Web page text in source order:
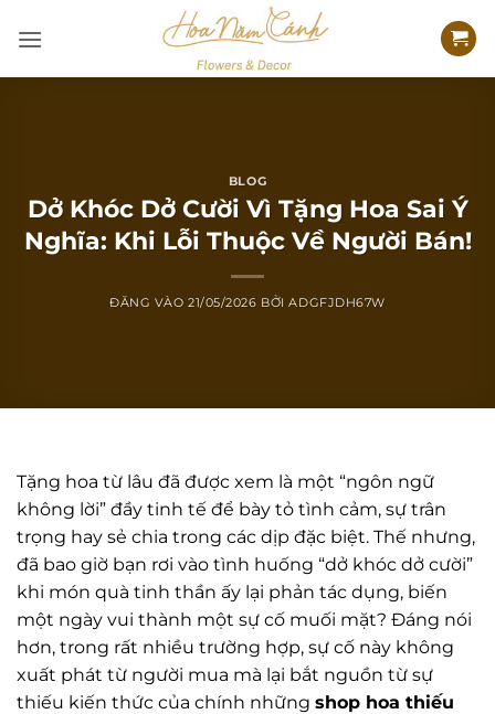
qua
BLOG
Dở Khóc Dở Cười Vì Tặng Hoa Sai Ý
Nghĩa: Khi Lỗi Thuộc Về Người Bán!
ĐĂNG VÀO 21/05/2026 BỞIADGFJDH67W
Tặng hoa từ lâu đã được xem là một “ngôn ngữ
không lời” đầy tinh tế để bày tỏ tình cảm, sự trân
trọng hay sẻ chia trong các dịp đặc biệt. Thế nhưng,
đã bao giờ bạn rơi vào tình huống “dở khóc dở cười”
khi món quà tinh thần ấy lại phản tác dụng, biến
một ngày vui thành một sự cố muối mặt? Đáng nói
hơn, trong rất nhiều trường hợp, sự cố này không
xuất phát từ người mua mà lại bắt nguồn từ sự
thiếu kiến thức của chính những shop hoa thiếu